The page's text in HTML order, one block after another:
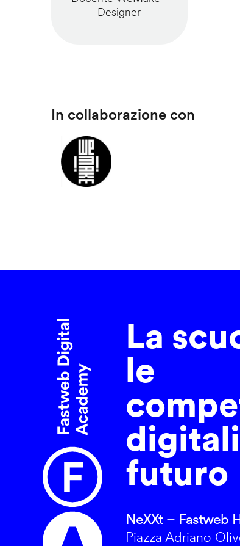
Designer
In collaborazione con
La
le
futuro
NeXXt – Fastweb
Piazza Adriano